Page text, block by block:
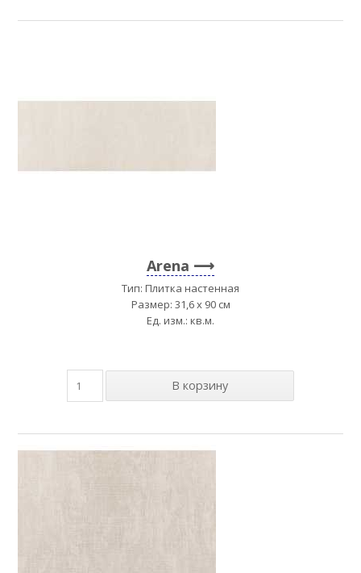
Arena
Тип: Плитка настенная
Размер: 31,6 x 90 см
Ед. изм.: кв.м.